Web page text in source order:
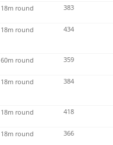
18m round 383
18m round 434
60m round 359
18m round 384
18m round 418
18m round 366